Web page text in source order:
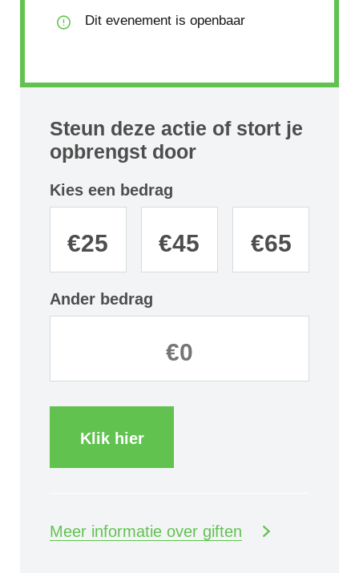
Dit evenement is openbaar
Steun deze actie of stort je
opbrengst door
Kies een bedrag
€25 €45 €65
Ander bedrag
Klik hier
Meer informatie over giften